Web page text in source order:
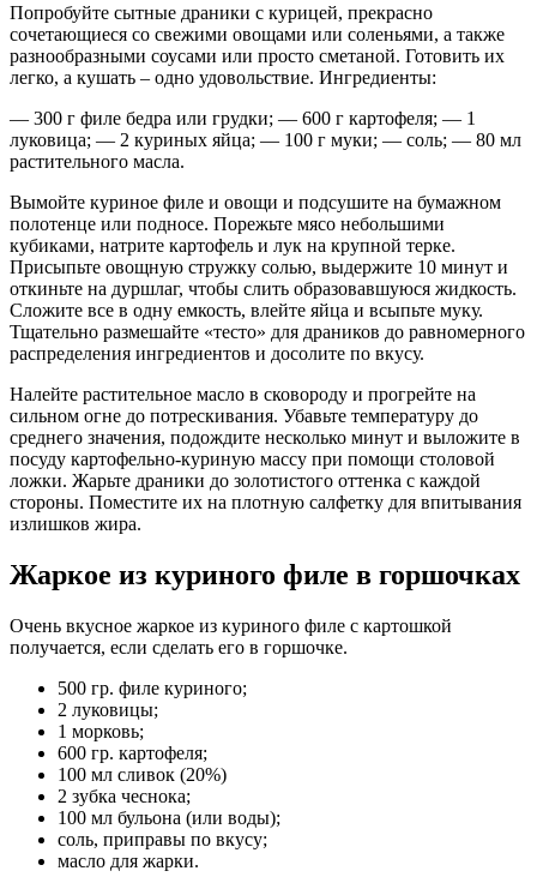
Попробуйте сытные драники с курицей, прекрасно
сочетающиеся со свежими овощами или соленьями, а также
разнообразными соусами или просто сметаной. Готовить их
легко, а кушать – одно удовольствие. Ингредиенты:
— 300 г филе бедра или грудки; — 600 г картофеля; — 1
луковица; — 2 куриных яйца; — 100 г муки; — соль; — 80 мл
растительного масла.
Вымойте куриное филе и овощи и подсушите на бумажном
полотенце или подносе. Порежьте мясо небольшими
кубиками, натрите картофель и лук на крупной терке.
Присыпьте овощную стружку солью, выдержите 10 минут и
откиньте на дуршлаг, чтобы слить образовавшуюся жидкость.
Сложите все в одну емкость, влейте яйца и всыпьте муку.
Тщательно размешайте «тесто» для драников до равномерного
распределения ингредиентов и досолите по вкусу.
Налейте растительное масло в сковороду и прогрейте на
сильном огне до потрескивания. Убавьте температуру до
среднего значения, подождите несколько минут и выложите в
посуду картофельно-куриную массу при помощи столовой
ложки. Жарьте драники до золотистого оттенка с каждой
стороны. Поместите их на плотную салфетку для впитывания
излишков жира.
Жаркое из куриного филе в горшочках
Очень вкусное жаркое из куриного филе с картошкой
получается, если сделать его в горшочке.
500 гр. филе куриного;
2 луковицы;
1 морковь;
600 гр. картофеля;
100 мл сливок (20%)
2 зубка чеснока;
100 мл бульона (или воды);
соль, приправы по вкусу;
масло для жарки.